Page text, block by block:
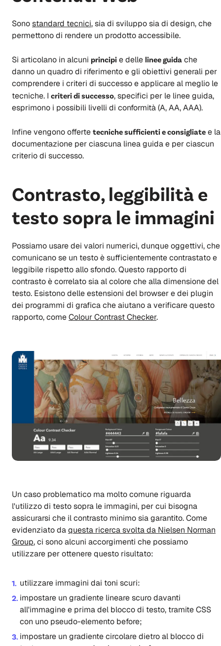
Sonostandard tecnici, sia di sviluppo sia di design, che
permettono di rendere un prodotto accessibile.
Si articolano in alcuni principi e delle linee guida che
danno un quadro di riferimento e gli obiettivi generali per
comprendere i criteri di successo e applicare al meglio le
tecniche. I criteri di successo, specifici per le linee guida,
esprimono i possibili livelli di conformità (A, AA, AAA).
Infine vengono offerte tecniche sufficienti e consigliate e la
documentazione per ciascuna linea guida e per ciascun
criterio di successo.
Contrasto, leggibilità e
testo sopra le immagini
Possiamo usare dei valori numerici, dunque oggettivi, che
comunicano se un testo è sufficientemente contrastato e
leggibile rispetto allo sfondo. Questo rapporto di
contrasto è correlato sia al colore che alla dimensione del
testo. Esistono delle estensioni del browser e dei plugin
dei programmi di grafica che aiutano a verificare questo
rapporto, comeColour Contrast Checker.
Un caso problematico ma molto comune riguarda
l'utilizzo di testo sopra le immagini, per cui bisogna
assicurarsi che il contrasto minimo sia garantito. Come
evidenziato daquesta ricerca svolta da Nielsen Norman
Group, ci sono alcuni accorgimenti che possiamo
utilizzare per ottenere questo risultato:
utilizzare immagini dai toni scuri:
impostare un gradiente lineare scuro davanti
all'immagine e prima del blocco di testo, tramite CSS
con uno pseudo-elemento before;
impostare un gradiente circolare dietro al blocco di